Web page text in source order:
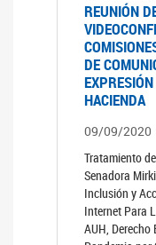
REUNIÓN
DE
HACIENDA
09/09/2020
Tratamiento
Senadora
Inclusión y
Internet Para
AUH, Derecho